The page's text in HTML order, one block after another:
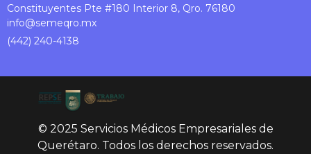
Constituyentes Pte #180 Interior 8, Qro. 76180
info@semeqro.mx
(442) 240-4138
© 2025 Servicios Médicos Empresariales de
Querétaro. Todos los derechos reservados.